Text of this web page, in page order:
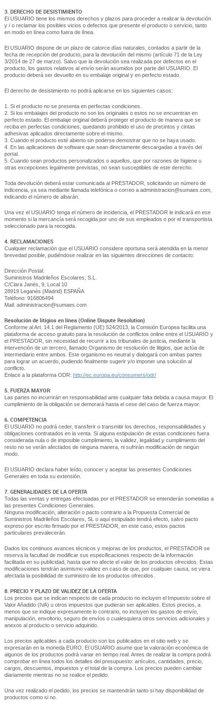
3. DERECHO DE DESISTIMIENTO
El USUARIO tiene los mismos derechos y plazos para proceder a realizar la devolución
y / o reclamar los posibles vicios o defectos que presente el producto o servicio, tanto
en modo en línea como fuera de línea.
El USUARIO dispone de un plazo de catorce días naturales, contados a partir de la
fecha de recepción del producto, para la devolución del mismo (artículo 71 de la Ley
3/2014 de 27 de marzo). Salvo que la devolución sea realizada por defectos en el
producto, los gastos relativos al envío serán asumidos por parte del USUARIO. El
producto deberá ser devuelto en su embalaje original y en perfecto estado.
El derecho de desistimiento no podrá aplicarse en los siguientes casos:
1. Si el producto no se presenta en perfectas condiciones.
2. Si los embalajes del producto no son los originales o estos no se encuentran en
perfecto estado. El embalaje original deberá proteger el producto de manera que se
reciba en perfectas condiciones, quedando prohibido el uso de precintos y cintas
adhesivas aplicados directamente sobre el mismo.
3. Cuando el producto esté abierto sin poderse demostrar que no se haya usado.
4. En las aplicaciones de software que sean directamente descargadas a través del
portal.
5. Cuando sean productos personalizados o aquellos, que por razones de higiene u
otras excepciones legalmente previstas, no sean susceptibles de este derecho.
Toda devolución deberá estar comunicada al PRESTADOR, solicitando un número de
indicencia, ya sea mediante llamada telefónica o correo a administracion@sumaes.com,
indicando el número de albarán.
Una vez el USUARIO tenga el número de incidencia, el PRESTADOR le indicará en ese
momento si la mercancía será recogida por uno de sus empleados o por el transportista
seleccionado para la recogida.
4. RECLAMACIONES
Cualquier reclamación que el USUARIO considere oportuna será atendida en la menor
brevedad posible, pudiéndose realizar en las siguientes direcciones de contacto:
Dirección Postal:
Suministros Madrileños Escolares, S.L.
C/Clara Janés, 9, Local 10
28919 Leganés (Madrid) ESPAÑA
Teléfono: 916806494
Mail: administracion@sumaes.com
Resolución de litigios en línea (Online Dispute Resolution)
Conforme al Art. 14.1 del Reglamento (UE) 524/2013, la Comisión Europea facilita una
plataforma de acceso gratuito para la resolución de conflictos online entre el USUARIO y
el PRESTADOR, sin necesidad de recurrir a los tribunales de justicia, mediante la
intervención de un tercero, llamado Organismo de resolución de litigios, que actúa de
intermediario entre ambos. Este organismo es neutral y dialogará con ambas partes
para lograr un acuerdo, pudiendo finalmente sugerir y/o imponer una solución al
conflicto.
Enlace a la plataforma ODR: http://ec.europa.eu/consumers/odr/
5. FUERZA MAYOR
Las partes no incurrirán en responsabilidad ante cualquier falta debida a causa mayor. El
cumplimiento de la obligación se demorará hasta el cese del caso de fuerza mayor.
6. COMPETENCIA
El USUARIO no podrá ceder, transferir o transmitir los derechos, responsabilidades y
obligaciones contratados en la venta. Si alguna estipulación de estas condiciones fuera
considerada nula o de imposible cumplimiento, la validez, legalidad y cumplimiento del
resto no se verán afectados de ninguna manera, ni sufrirán modificación de ningún
modo.
El USUARIO declara haber leído, conocer y aceptar las presentes Condiciones
Generales en toda su extensión.
7. GENERALIDADES DE LA OFERTA
Todas las ventas y entregas efectuadas por el PRESTADOR se entenderán sometidas a
las presentes Condiciones Generales.
Ninguna modificación, alteración o pacto contrario a la Propuesta Comercial de
Suministros Madrileños Escolares, SL o aquí estipulado tendrá efecto, salvo pacto
expreso por escrito firmado por el PRESTADOR, en este caso, estos pactos
particulares prevalecerán.
Dados los continuos avances técnicos y mejoras de los productos, el PRESTADOR se
reserva la facultad de modificar sus especificaciones respecto de la información
facilitada en su publicidad, hasta que no afecte el valor de los productos ofrecidos. Estas
modificaciones tendrán asimismo validez en caso de que, por cualquier causa, se viera
afectada la posibilidad de suministro de los productos ofrecidos.
8. PRECIO Y PLAZO DE VALIDEZ DE LA OFERTA
Los precios que se indican respecto de cada producto no incluyen el Impuesto sobre el
Valor Añadido (IVA) u otros impuestos que pudieran ser aplicables. Estos precios, a
menos que se indique expresamente lo contrario, no incluyen los gastos de envío,
manipulación, envoltorio, seguro de envíos o cualesquiera otros servicios adicionales y
anexos al producto o servicio adquirido.
Los precios aplicables a cada producto son los publicados en el sitio web y se
expresarán en la moneda EURO. El USUARIO asume que la valoración económica de
algunos de los productos podrá variar en tiempo real. Antes de realizar la compra podrá
comprobar en línea todos los detalles del presupuesto: artículos, cantidades, precio,
cargos, descuentos, impuestos y el total de la compra. Los precios pueden cambiar
diariamente mientras no se realice el pedido.
Una vez realizado el pedido, los precios se mantendrán tanto si hay disponibilidad de
productos como si no.